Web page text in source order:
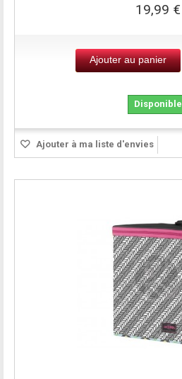
19,99 €
Ajouter au panier
Disponible
Ajouter à ma liste d'envies